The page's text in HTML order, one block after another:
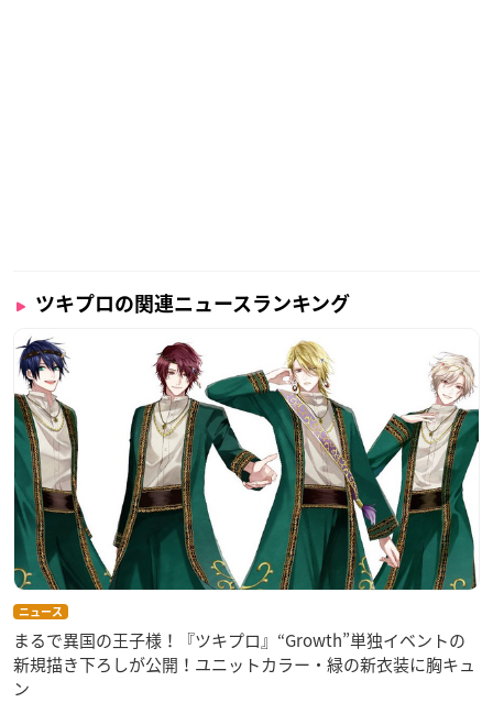
ツキプロの関連ニュースランキング
ニュース
まるで異国の王子様！『ツキプロ』“Growth”単独イベントの
新規描き下ろしが公開！ユニットカラー・緑の新衣装に胸キュ
ン